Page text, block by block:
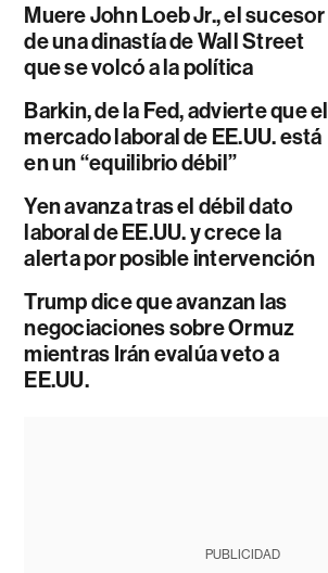
Muere John Loeb Jr., el sucesor
de una dinastía de Wall Street
que se volcó a la política
Barkin, de la Fed, advierte que el
mercado laboral de EE.UU. está
en un “equilibrio débil”
Yen avanza tras el débil dato
laboral de EE.UU. y crece la
alerta por posible intervención
Trump dice que avanzan las
negociaciones sobre Ormuz
mientras Irán evalúa veto a
EE.UU.
PUBLICIDAD